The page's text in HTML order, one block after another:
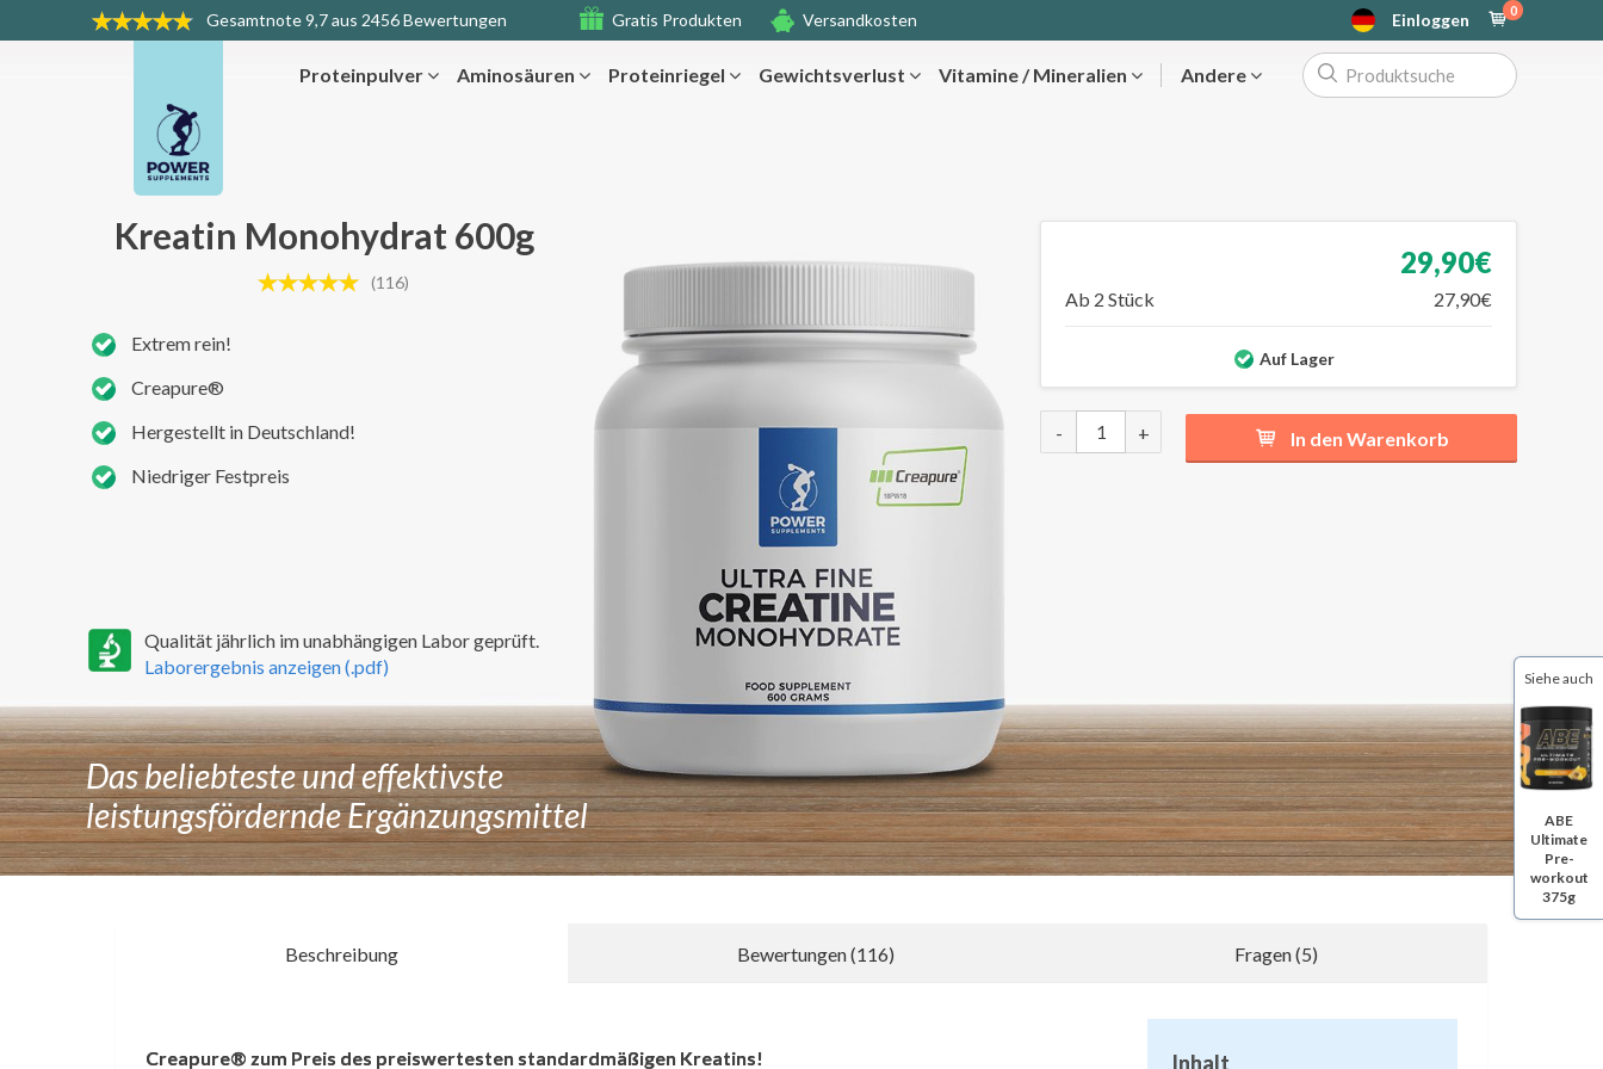
Gesamtnote9,7 aus 2456 Bewertungen Gratis Produkten Versandkosten Einloggen 0
Proteinpulver Aminosäuren Proteinriegel Gewichtsverlust Vitamine / Mineralien Andere
Kreatin Monohydrat 600g
(116)
Extrem rein!
Creapure®
Hergestellt in Deutschland!
Niedriger Festpreis
Qualität jährlich im unabhängigen Labor geprüft.
Laborergebnis anzeigen (.pdf)
Das beliebteste und effektivste
leistungsfördernde Ergänzungsmittel
29,90€
Ab 2 Stück 27,90€
Auf Lager
- + In den Warenkorb
Beschreibung Bewertungen (116) Fragen (5)
Inhalt
Creapure® zum Preis des preiswertesten standardmäßigen Kreatins!Neue Bewertung schreiben
Siehe auch
ABE
Ultimate
Pre-
workout
375g